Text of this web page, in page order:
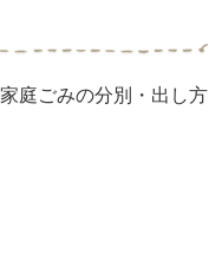
庭ごみの分別・出し方